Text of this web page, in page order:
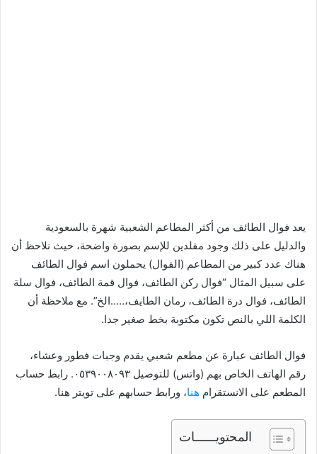
يعد فوال الطائف من أكثر المطاعم الشعبية شهرة بالسعودية
والدليل على ذلك وجود مقلدين للإسم بصورة واضحة، حيث نلاحظ أن
هناك عدد كبير من المطاعم (الفوال) يحملون اسم فوال الطائف
على سبيل المثال “فوال ركن الطائف، فوال قمة الطائف، فوال سلة
الطائف، فوال درة الطائف، رمان الطايف،…..الخ”. مع ملاحظة أن
الكلمة اللي بالنص تكون مكتوبة بخط صغير جدا.
فوال الطائف عبارة عن مطعم شعبي يقدم وجبات فطور وعشاء،
رقم الهاتف الخاص بهم (واتس) للتوصيل ٠٥٣٩٠٠٨٠٩٣. رابط حساب
المطعم على الانستقرام هنا، ورابط حسابهم على تويتر هنا.
المحتويــــــات